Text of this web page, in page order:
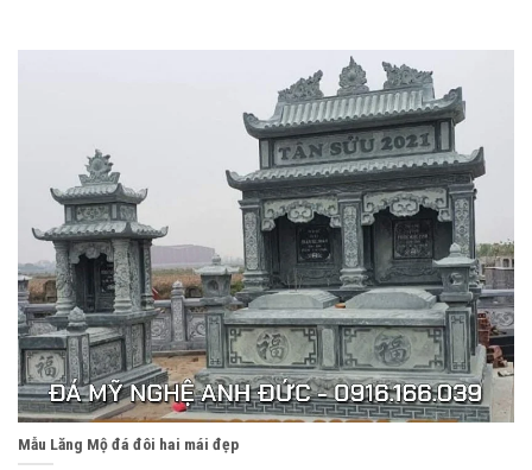
Mẫu Lăng Mộ đá đôi hai mái đẹp